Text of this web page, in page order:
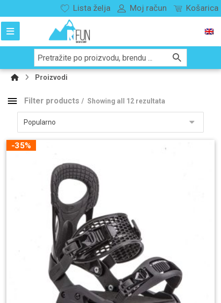
Lista želja Moj račun Košarica
Proizvodi
Filter products Showing all 12 rezultata
Kategorije proizvoda
Snowboard
Splitboard
282
182
Skate/longboards/SUP 148
Poklon bon 7
Muški Unisex Ženski
-35%